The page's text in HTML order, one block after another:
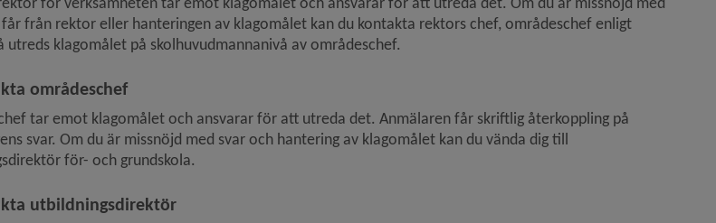
från rektor eller hanteringen av klagomålet kan du kontakta rektors chef, områdeschef enligt
utreds klagomålet på skolhuvudmannanivå av områdeschef.
områdeschef
tar emot klagomålet och ansvarar för att utreda det. Anmälaren får skriftlig återkoppling på
svar. Om du är missnöjd med svar och hantering av klagomålet kan du vända dig till
för- och grundskola.
utbildningsdirektör